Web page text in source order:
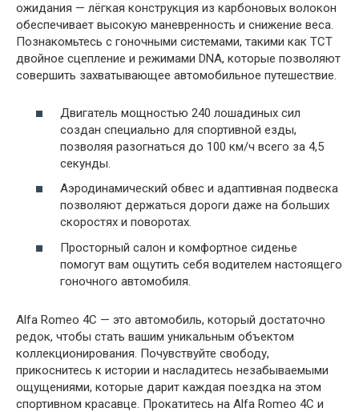
ожидания — лёгкая конструкция из карбоновых волокон
обеспечивает высокую маневренность и снижение веса.
Познакомьтесь с гоночными системами, такими как TCT
двойное сцепление и режимами DNA, которые позволяют
совершить захватывающее автомобильное путешествие.
Двигатель мощностью 240 лошадиных сил
создан специально для спортивной езды,
позволяя разогнаться до 100 км/ч всего за 4,5
секунды.
Аэродинамический обвес и адаптивная подвеска
позволяют держаться дороги даже на больших
скоростях и поворотах.
Просторный салон и комфортное сиденье
помогут вам ощутить себя водителем настоящего
гоночного автомобиля.
Alfa Romeo 4C — это автомобиль, который достаточно
редок, чтобы стать вашим уникальным объектом
коллекционирования. Почувствуйте свободу,
прикоснитесь к истории и насладитесь незабываемыми
ощущениями, которые дарит каждая поездка на этом
спортивном красавце. Прокатитесь на Alfa Romeo 4C и